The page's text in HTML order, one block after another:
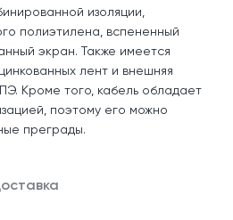
изоляции,
полиэтилена, вспененный
экран. Также имеется
лент и внешняя
Кроме того, кабель обладает
поэтому его можно
преграды.